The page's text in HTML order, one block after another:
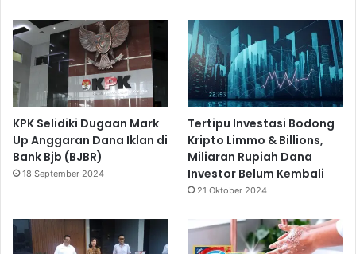
KPK Selidiki Dugaan Mark
Up Anggaran Dana Iklan di
Bank Bjb (BJBR)
18 September 2024
Tertipu Investasi Bodong
Kripto Limmo & Billions,
Miliaran Rupiah Dana
Investor Belum Kembali
21 Oktober 2024